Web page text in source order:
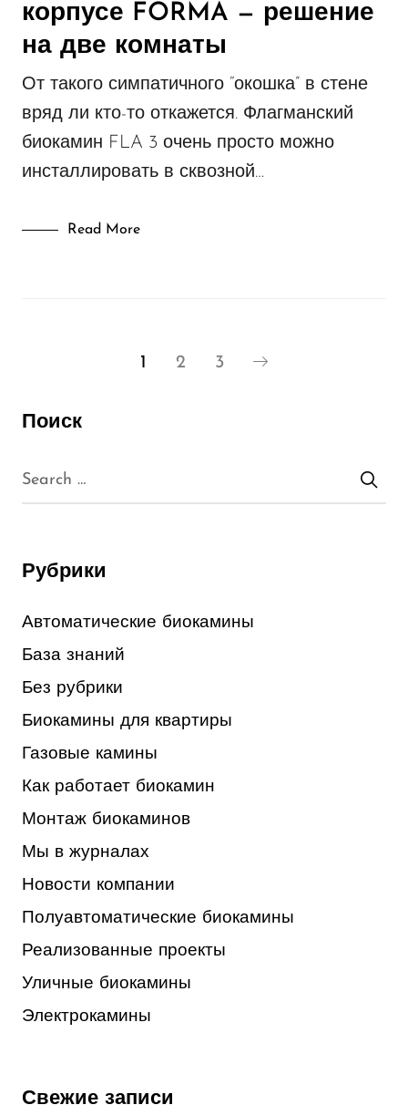
корпусе FORMA — решение
на две комнаты
От такого симпатичного “окошка” в стене
вряд ли кто-то откажется. Флагманский
биокамин FLA 3 очень просто можно
инсталлировать в сквозной…
Read More
1 2 3
Поиск
Рубрики
Автоматические биокамины
База знаний
Без рубрики
Биокамины для квартиры
Газовые камины
Как работает биокамин
Монтаж биокаминов
Мы в журналах
Новости компании
Полуавтоматические биокамины
Реализованные проекты
Уличные биокамины
Электрокамины
Свежие записи